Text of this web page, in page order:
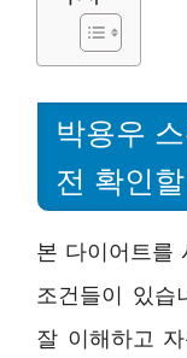
박용우
전 확인
본 다이어트를
조건들이 있
잘 이해하고